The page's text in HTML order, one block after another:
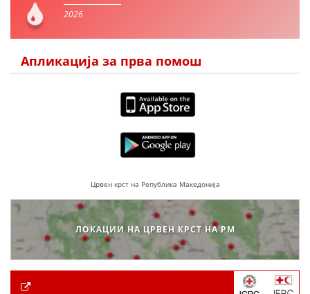
2026
Апликација за прва помош
Црвен крст на Република Македонија
ЛОКАЦИИ НА ЦРВЕН КРСТ НА РМ